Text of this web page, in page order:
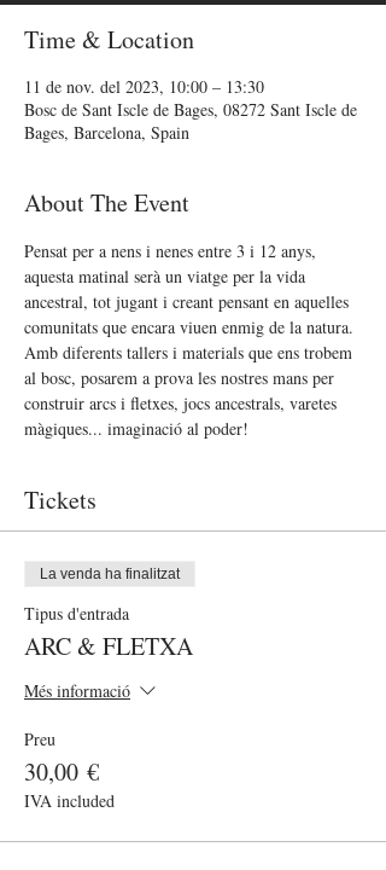
Time & Location
11 de nov. del 2023, 10:00 – 13:30
Bosc de Sant Iscle de Bages, 08272 Sant Iscle de
Bages, Barcelona, Spain
About The Event
Pensat per a nens i nenes entre 3 i 12 anys,
aquesta matinal serà un viatge per la vida
ancestral, tot jugant i creant pensant en aquelles
comunitats que encara viuen enmig de la natura.
Amb diferents tallers i materials que ens trobem
al bosc, posarem a prova les nostres mans per
construir arcs i fletxes, jocs ancestrals, varetes
màgiques... imaginació al poder!
Tickets
La venda ha finalitzat
Tipus d'entrada
ARC & FLETXA
Més informació
Preu
30,00 €
IVA included